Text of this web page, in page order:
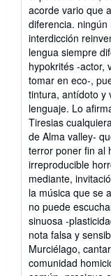
acorde vario que
diferencia.
interdicción
lengua siempre
hypokrités -actor,
tomar en eco-,
tintura, antídoto y
lenguaje. Lo
Tiresias
de Alma valley-
terror poner fin al
irreproducible
mediante,
la música que se
no puede
sinuosa -
nota falsa y
Murciélago,
comunidad